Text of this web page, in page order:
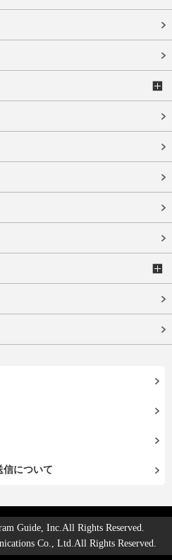
信について
Guide, Inc.All Rights Reserved.
Co., Ltd.All Rights Reserved.